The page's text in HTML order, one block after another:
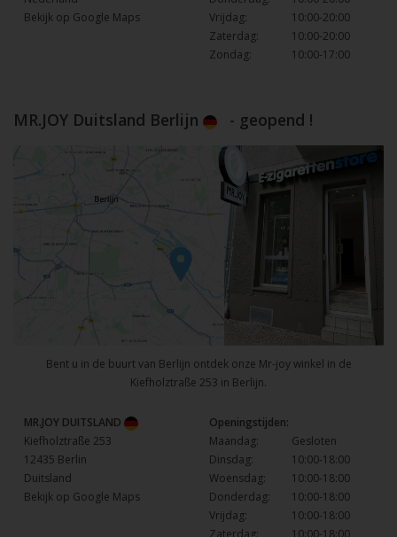
Bekijk op Google Maps
Vrijdag:
10:00-20:00
Zaterdag:
10:00-20:00
Zondag:
10:00-17:00
MR.JOY Duitsland Berlijn - geopend !
Bent u in de buurt van Berlijn ontdek onze Mr-joy winkel in de
Kiefholztraße 253 in Berlijn.
MR.JOY DUITSLAND
Kiefholztraße 253
12435 Berlin
Duitsland
Bekijk op Google Maps
Openingstijden:
Maandag:
Gesloten
Dinsdag:
10:00-18:00
Woensdag:
10:00-18:00
Donderdag:
10:00-18:00
Vrijdag:
10:00-18:00
Zaterdag:
10:00-18:00